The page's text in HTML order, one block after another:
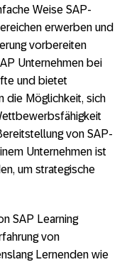
Weise SAP-
erwerben und
vorbereiten
Unternehmen bei
und bietet
die Möglichkeit, sich
von SAP-
Unternehmen ist
um strategische
SAP Learning
von
Lernenden wie